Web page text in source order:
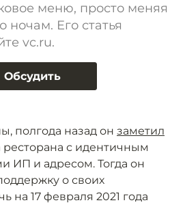
меню, просто меняя
ночам. Его статья
vc.ru.
Обсудить
полгода назад он заметил
ресторана с идентичным
ИП и адресом. Тогда он
о своих
на 17 февраля 2021 года